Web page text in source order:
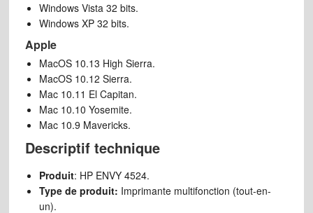
Windows Vista 32 bits.
Windows XP 32 bits.
Apple
MacOS 10.13 High Sierra.
MacOS 10.12 Sierra.
Mac 10.11 El Capitan.
Mac 10.10 Yosemite.
Mac 10.9 Mavericks.
Descriptif technique
Produit: HP ENVY 4524.
Type de produit: Imprimante multifonction (tout-en-
un).